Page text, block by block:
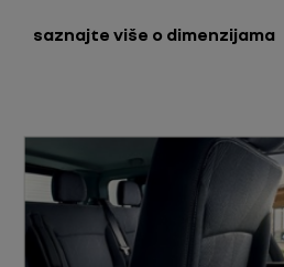
saznajte više o dimenzijama